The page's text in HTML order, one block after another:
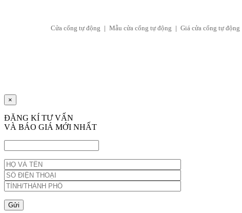
Cửa cổng tự động | Mẫu cửa cổng tự động | Giá cửa cổng tự động
×
ĐĂNG KÍ TƯ VẤN
VÀ BÁO GIÁ MỚI NHẤT